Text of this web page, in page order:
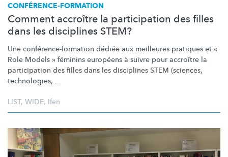
CONFÉRENCE-FORMATION
Comment accroître la participation des filles
dans les disciplines STEM?
Une conférence-formation dédiée aux meilleures pratiques et «
Role Models » féminins européens à suivre pour accroître la
participation des filles dans les disciplines STEM (sciences,
technologies, ...
LIST, WIDE, Ifen